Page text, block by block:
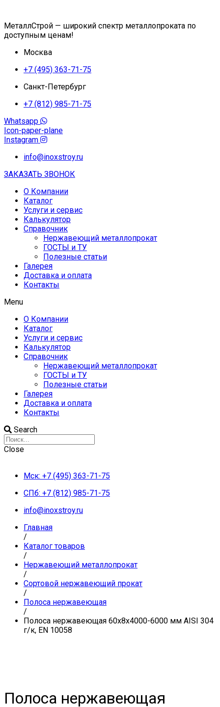
МеталлСтрой — широкий спектр металлопроката по
доступным ценам!
Москва
+7 (495) 363-71-75
Санкт-Петербург
+7 (812) 985-71-75
Whatsapp
Icon-paper-plane
Instagram
info@inoxstroy.ru
ЗАКАЗАТЬ ЗВОНОК
О Компании
Каталог
Услуги и сервис
Калькулятор
Справочник
Нержавеющий металлопрокат
ГОСТЫ и ТУ
Полезные статьи
Галерея
Доставка и оплата
Контакты
Menu
О Компании
Каталог
Услуги и сервис
Калькулятор
Справочник
Нержавеющий металлопрокат
ГОСТЫ и ТУ
Полезные статьи
Галерея
Доставка и оплата
Контакты
Search
Close
Мск: +7 (495) 363-71-75
СПб: +7 (812) 985-71-75
info@inoxstroy.ru
Главная
/
Каталог товаров
/
Нержавеющий металлопрокат
/
Сортовой нержавеющий прокат
/
Полоса нержавеющая
/
Полоса нержавеющая 60х8х4000-6000 мм AISI 304
г/к, EN 10058
Полоса нержавеющая